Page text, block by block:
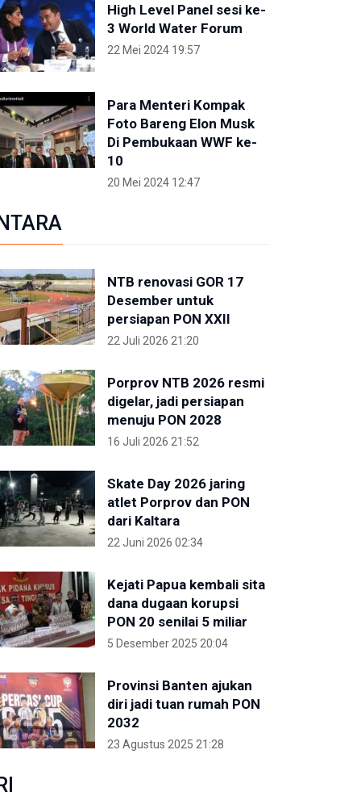
High Level Panel sesi ke-
3 World Water Forum
22 Mei 2024 19:57
Para Menteri Kompak
Foto Bareng Elon Musk
Di Pembukaan WWF ke-
10
20 Mei 2024 12:47
NTB renovasi GOR 17
Desember untuk
persiapan PON XXII
22 Juli 2026 21:20
Porprov NTB 2026 resmi
digelar, jadi persiapan
menuju PON 2028
16 Juli 2026 21:52
Skate Day 2026 jaring
atlet Porprov dan PON
dari Kaltara
22 Juni 2026 02:34
Kejati Papua kembali sita
dana dugaan korupsi
PON 20 senilai 5 miliar
5 Desember 2025 20:04
Provinsi Banten ajukan
diri jadi tuan rumah PON
2032
23 Agustus 2025 21:28